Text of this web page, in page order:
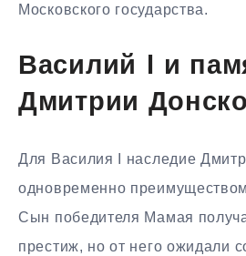
Московского государства.
Василий I и
Дмитрии
Для Василия I наследие
одновременно
Сын победителя Мамая
престиж, но от него ожидали